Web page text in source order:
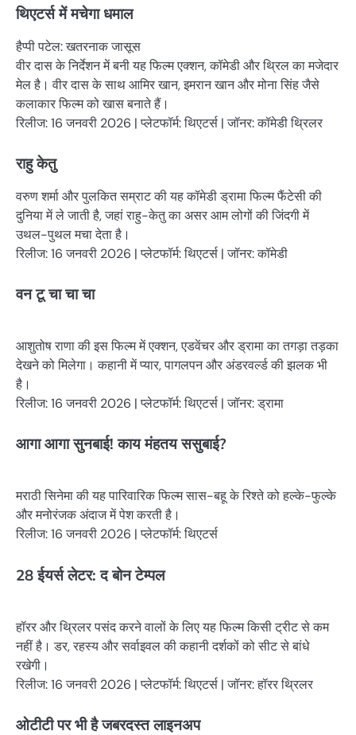
थिएटर्स में मचेगा धमाल
हैप्पी पटेल: खतरनाक जासूस
वीर दास के निर्देशन में बनी यह फिल्म एक्शन, कॉमेडी और थ्रिल का मजेदार
मेल है। वीर दास के साथ आमिर खान, इमरान खान और मोना सिंह जैसे
कलाकार फिल्म को खास बनाते हैं।
रिलीज: 16 जनवरी 2026 | प्लेटफॉर्म: थिएटर्स | जॉनर: कॉमेडी थ्रिलर
राहु केतु
वरुण शर्मा और पुलकित सम्राट की यह कॉमेडी ड्रामा फिल्म फैंटेसी की
दुनिया में ले जाती है, जहां राहु-केतु का असर आम लोगों की जिंदगी में
उथल-पुथल मचा देता है।
रिलीज: 16 जनवरी 2026 | प्लेटफॉर्म: थिएटर्स | जॉनर: कॉमेडी
वन टू चा चा चा
आशुतोष राणा की इस फिल्म में एक्शन, एडवेंचर और ड्रामा का तगड़ा तड़का
देखने को मिलेगा। कहानी में प्यार, पागलपन और अंडरवर्ल्ड की झलक भी
है।
रिलीज: 16 जनवरी 2026 | प्लेटफॉर्म: थिएटर्स | जॉनर: ड्रामा
आगा आगा सुनबाई! काय मंहतय ससुबाई?
मराठी सिनेमा की यह पारिवारिक फिल्म सास-बहू के रिश्ते को हल्के-फुल्के
और मनोरंजक अंदाज में पेश करती है।
रिलीज: 16 जनवरी 2026 | प्लेटफॉर्म: थिएटर्स
28 ईयर्स लेटर: द बोन टेम्पल
हॉरर और थ्रिलर पसंद करने वालों के लिए यह फिल्म किसी ट्रीट से कम
नहीं है। डर, रहस्य और सर्वाइवल की कहानी दर्शकों को सीट से बांधे
रखेगी।
रिलीज: 16 जनवरी 2026 | प्लेटफॉर्म: थिएटर्स | जॉनर: हॉरर थ्रिलर
ओटीटी पर भी है जबरदस्त लाइनअप